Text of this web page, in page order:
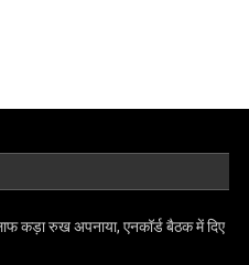
कड़ा रुख अपनाया, एनकॉर्ड बैठक में दिए